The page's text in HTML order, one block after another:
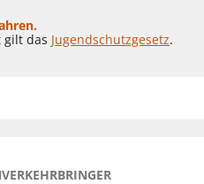
gilt das Jugendschutzgesetz.